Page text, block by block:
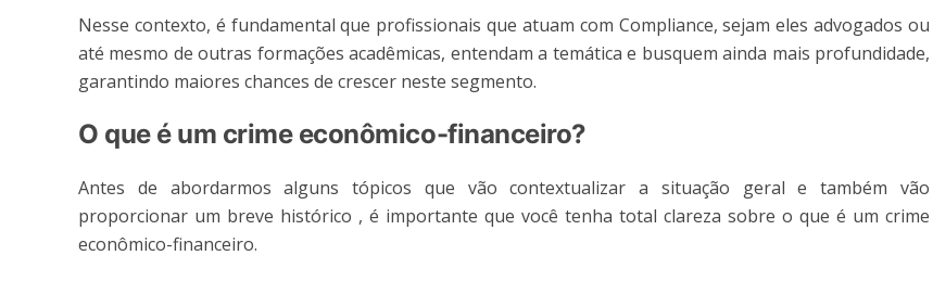
Nesse contexto, é fundamental que profissionais que atuam com Compliance, sejam eles advogados ou
até mesmo de outras formações acadêmicas, entendam a temática e busquem ainda mais profundidade,
garantindo maiores chances de crescer neste segmento.
O que é um crime econômico-financeiro?
Antes de abordarmos alguns tópicos que vão contextualizar a situação geral e também vão
proporcionar um breve histórico , é importante que você tenha total clareza sobre o que é um crime
econômico-financeiro.